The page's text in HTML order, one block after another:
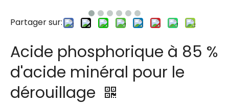
Partager sur:
Acide phosphorique à 85 %
d'acide minéral pour le
dérouillage